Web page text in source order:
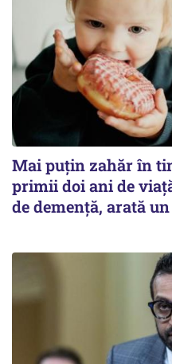
Mai puțin zahăr în
primii doi ani de
de demență, arată